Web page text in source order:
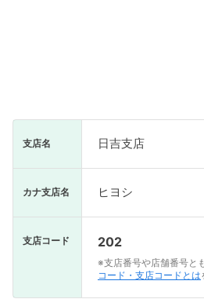
支店名 日吉支店
カナ支店名 ヒヨシ
支店コード 202
※支店番号や店舗番号と
コード・支店コードとは